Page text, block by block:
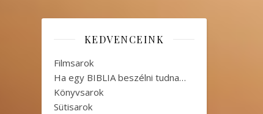
KEDVENCEINK
Filmsarok
Ha egy BIBLIA beszélni tudna…
Könyvsarok
Sütisarok